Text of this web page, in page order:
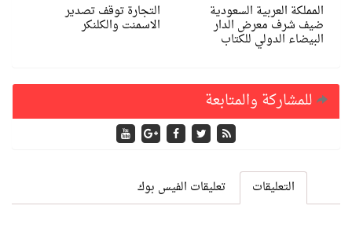
التجارة توقف تصدير
الاسمنت والكلنكر
المملكة العربية السعودية
ضيف شرف معرض الدار
البيضاء الدولي للكتاب
للمشاركة والمتابعة
التعليقات تعليقات الفيس بوك